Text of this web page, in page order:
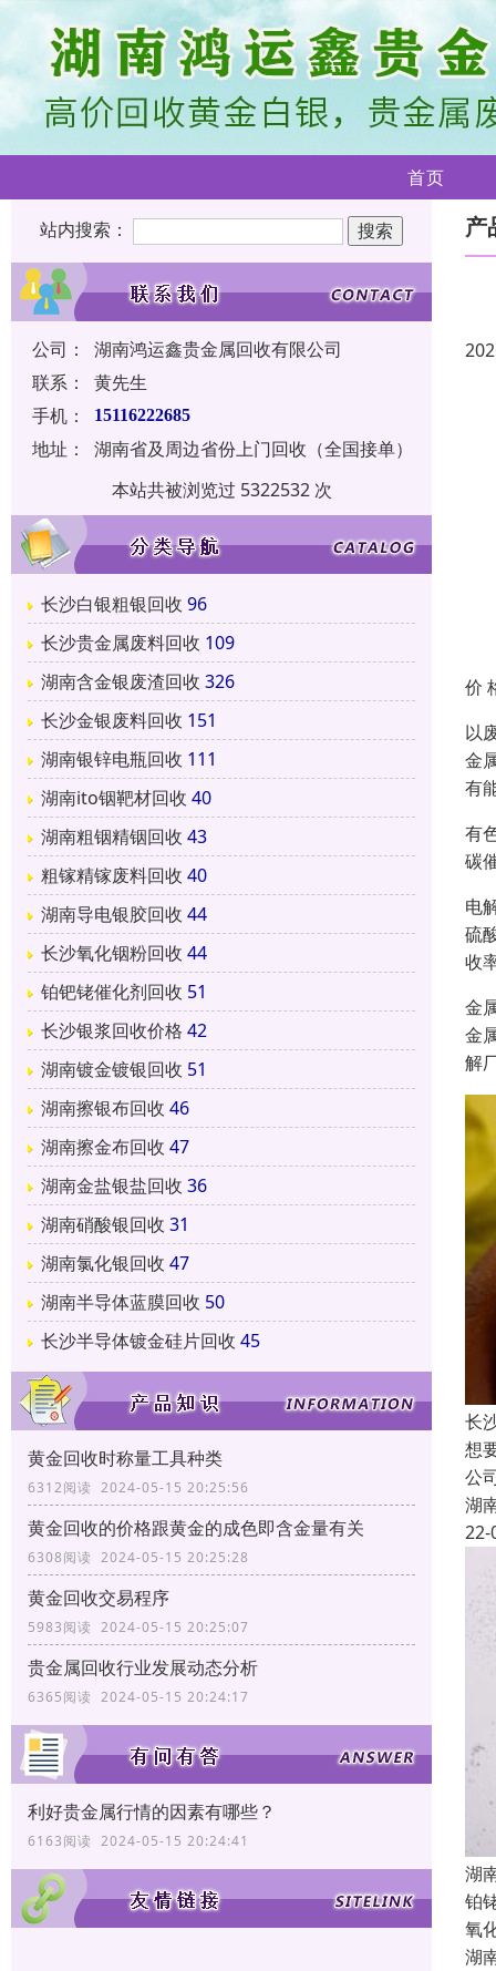
首页
站内搜索：
公司：
湖南鸿运鑫贵金属回收有限公司
联系：
黄先生
手机：
15116222685
地址：
湖南省及周边省份上门回收（全国接单）
本站共被浏览过 5322532 次
长沙白银粗银回收 96
长沙贵金属废料回收 109
湖南含金银废渣回收 326
长沙金银废料回收 151
湖南银锌电瓶回收 111
湖南ito铟靶材回收 40
湖南粗铟精铟回收 43
粗镓精镓废料回收 40
湖南导电银胶回收 44
长沙氧化铟粉回收 44
铂钯铑催化剂回收 51
长沙银浆回收价格 42
湖南镀金镀银回收 51
湖南擦银布回收 46
湖南擦金布回收 47
湖南金盐银盐回收 36
湖南硝酸银回收 31
湖南氯化银回收 47
湖南半导体蓝膜回收 50
长沙半导体镀金硅片回收 45
黄金回收时称量工具种类
6312阅读 2024-05-15 20:25:56
黄金回收的价格跟黄金的成色即含金量有关
6308阅读 2024-05-15 20:25:28
黄金回收交易程序
5983阅读 2024-05-15 20:25:07
贵金属回收行业发展动态分析
6365阅读 2024-05-15 20:24:17
利好贵金属行情的因素有哪些？
6163阅读 2024-05-15 20:24:41
产
价
以
金
有
有
碳
电
硫
收
金
金
解
长
想
公
湖
22-
湖
铂
氧
湖